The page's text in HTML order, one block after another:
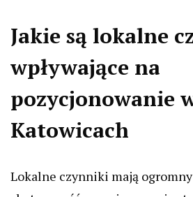
Jakie są lokalne
wpływające na
pozycjonowanie
Katowicach
Lokalne czynniki mają ogromny